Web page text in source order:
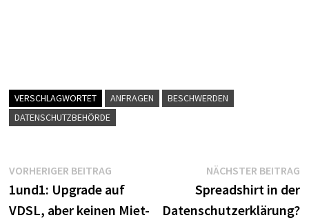
VERSCHLAGWORTET ANFRAGEN
BESCHWERDEN
DATENSCHUTZBEHÖRDE
Beitragsnavigation
VORHERIGER BEITRAGVorheriger
Beitrag:
1und1: Upgrade auf
VDSL, aber keinen Miet-
NÄCHSTER BEITRAG
Spreadshirt in der
Datenschutzerklärung?